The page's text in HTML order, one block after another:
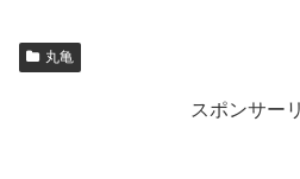
丸亀
スポンサー